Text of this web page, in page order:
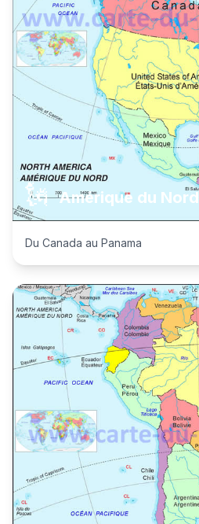
🗽 Amérique du Nord
Du Canada au Panama